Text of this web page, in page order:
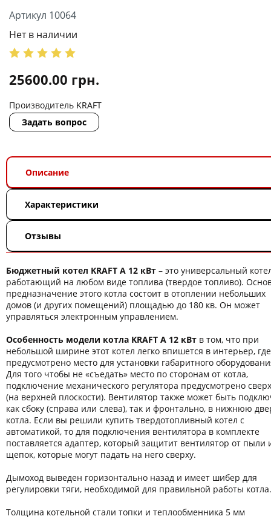
Артикул 10064
Нет в наличии
25600.00 грн.
Производитель KRAFT
Задать вопрос
Описание
Характеристики
Отзывы
Бюджетный котел KRAFT A 12 кВт – это универсальный
работающий на любом виде топлива (твердое топливо).
предназначение этого котла состоит в отоплении небольших
домов (и других помещений) площадью до 180 кв. Он может
управляться электронным управлением.
Особенность модели котла KRAFT A 12 кВт в том, что при
небольшой ширине этот котел легко впишется в интерьер,
предусмотрено место для установки габаритного
Для того чтобы не «съедать» место по сторонам от котла,
подключение механического регулятора предусмотрено
(на верхней плоскости). Вентилятор также может быть
как сбоку (справа или слева), так и фронтально, в нижнюю
котла. Если вы решили купить твердотопливный котел с
автоматикой, то для подключения вентилятора в комплекте
поставляется адаптер, который защитит вентилятор от пыли
щепок, которые могут падать на него сверху.
Дымоход выведен горизонтально назад и имеет шибер для
регулировки тяги, необходимой для правильной работы котла.
Толщина котельной стали топки и теплообменника 5 мм